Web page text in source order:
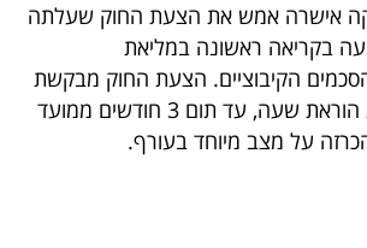
אישרה אמש את הצעת החוק שעלתה
בקריאה ראשונה במליאת
הקיבוציים. הצעת החוק מבקשת
להאריך את תקופת הוראת שעה, עד תום 3 חודשים ממועד
על מצב מיוחד בעורף.